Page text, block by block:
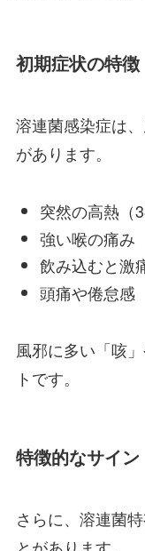
初期症状の特徴
溶連菌感染症は
があります。
突然の高熱（
強い喉の痛み
飲み込むと激
頭痛や倦怠感
風邪に多い「咳
トです。
特徴的なサイン
さらに、溶連菌